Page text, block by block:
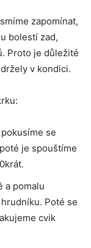
zapomínat,
bolestí zad,
Proto je důležité
v kondici.
se
je spouštíme
a pomalu
Poté se
cvik